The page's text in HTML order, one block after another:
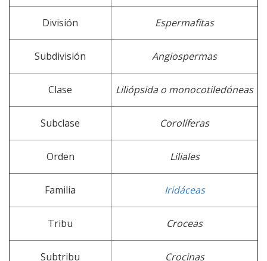
División Espermafitas
Subdivisión Angiospermas
Clase Liliópsida o monocotiledóneas
Subclase Corolíferas
Orden Liliales
Familia Iridáceas
Tribu Croceas
Subtribu Crocinas